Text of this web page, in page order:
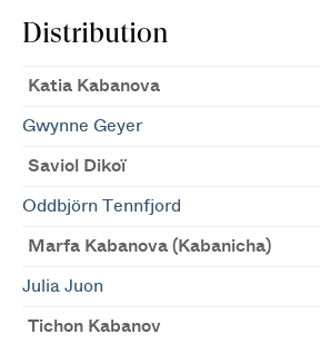
Distribution
Katia Kabanova
Gwynne Geyer
Saviol Dikoï
Oddbjörn Tennfjord
Marfa Kabanova (Kabanicha)
Julia Juon
Tichon Kabanov